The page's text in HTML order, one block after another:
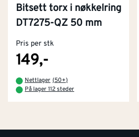
Bitsett torx i nøkkelring
DT7275-QZ 50 mm
Pris per stk
149,-
Nettlager (50+)
På lager 112 steder
Kjøpsbetingelser
Retur- og angrerettsskjema
Kontakt oss
Tjenester
Montér Klubb
Om Montér
Byggevarehus og åpningstider
Prismatch